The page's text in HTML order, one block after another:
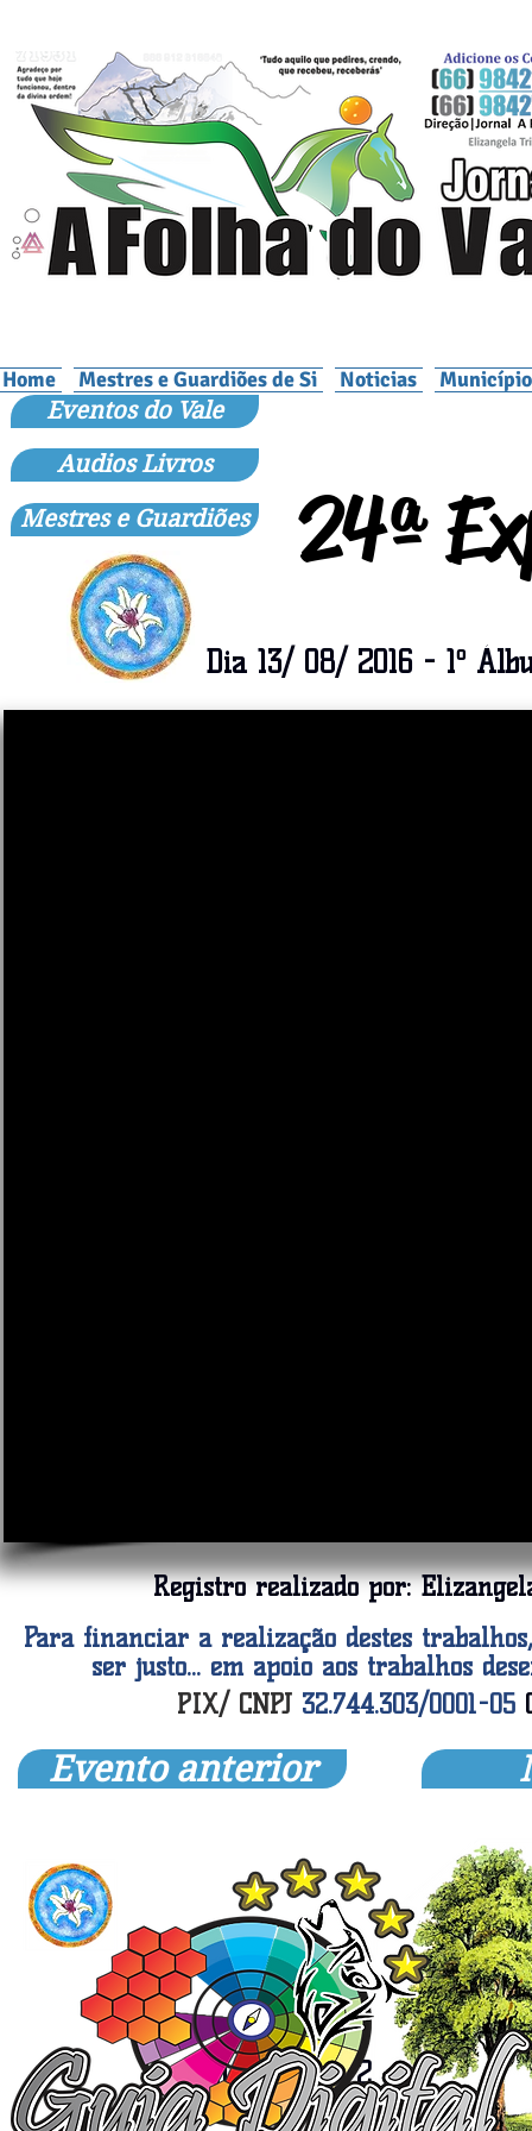
Home Mestres e Guardiões de Si Noticias
Eventos do Vale
24ª
Dia 13/ 08/ 2016 - 1º
Audios Livros
Mestres e Guardiões
Registro realizado por:
Para financiar a realização destes
ser justo... em apoio aos trabalhos
PIX/ CNPJ 32.744.303/0001-05
Evento anterior
Dia 14/ 08/ 2016 - 2º